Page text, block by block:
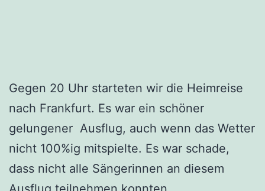
Gegen 20 Uhr starteten wir die Heimreise
nach Frankfurt. Es war ein schöner
gelungener Ausflug, auch wenn das Wetter
nicht 100%ig mitspielte. Es war schade,
dass nicht alle Sängerinnen an diesem